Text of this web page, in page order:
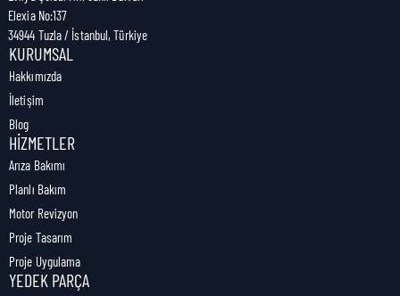
Elexia No:137
34944 Tuzla / İstanbul, Türkiye
KURUMSAL
Hakkımızda
İletişim
Blog
HIZMETLER
Arıza Bakımı
Planlı Bakım
Motor Revizyon
Proje Tasarım
Proje Uygulama
YEDEK PARÇA